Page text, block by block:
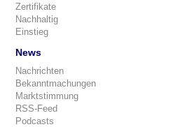
Zertifikate
Nachhaltig
Einstieg
News
Nachrichten
Bekanntmachungen
Marktstimmung
RSS-Feed
Podcasts